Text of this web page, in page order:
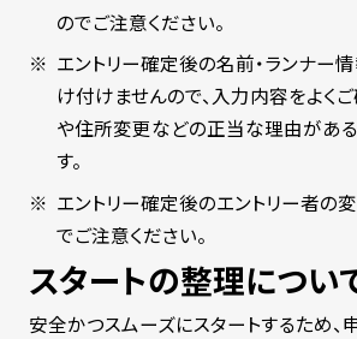
のでご注意ください。
エントリー確定後の名前・ランナー
け付けませんので、入力内容をよく
や住所変更などの正当な理由があ
す。
エントリー確定後のエントリー者の
でご注意ください。
スタートの整理につい
安全かつスムーズにスタートするため